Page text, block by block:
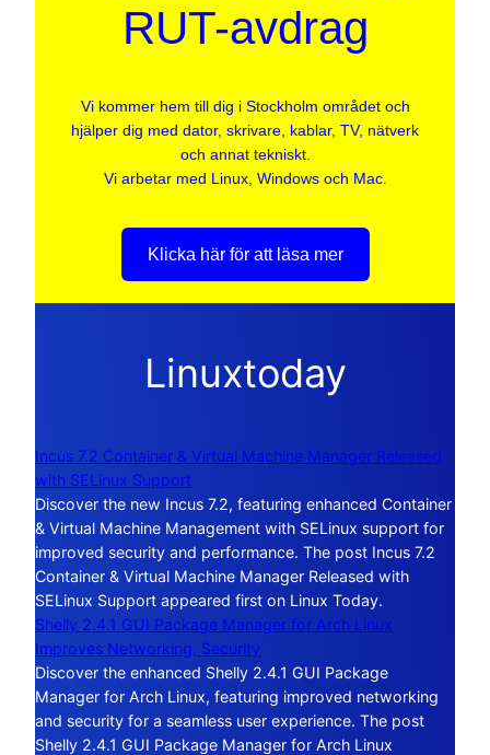
RUT-avdrag
Vi kommer hem till dig i Stockholm området och
hjälper dig med dator, skrivare, kablar, TV, nätverk
och annat tekniskt.
Vi arbetar med Linux, Windows och Mac.
Klicka här för att läsa mer
Linuxtoday
Incus 7.2 Container & Virtual Machine Manager Released
with SELinux Support
Discover the new Incus 7.2, featuring enhanced Container
& Virtual Machine Management with SELinux support for
improved security and performance. The post Incus 7.2
Container & Virtual Machine Manager Released with
SELinux Support appeared first on Linux Today.
Shelly 2.4.1 GUI Package Manager for Arch Linux
Improves Networking, Security
Discover the enhanced Shelly 2.4.1 GUI Package
Manager for Arch Linux, featuring improved networking
and security for a seamless user experience. The post
Shelly 2.4.1 GUI Package Manager for Arch Linux